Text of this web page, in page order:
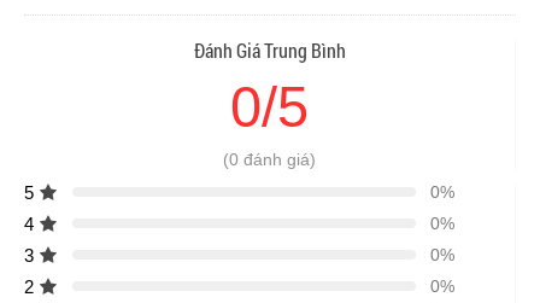
Đánh Giá Trung Bình
0/5
(0 đánh giá)
5 0%
4 0%
3 0%
2 0%